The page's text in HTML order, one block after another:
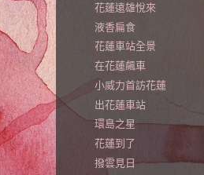
花蓮遠雄悅來
液香扁食
花蓮車站全景
在花蓮飆車
小威力首訪花蓮
出花蓮車站
環島之星
花蓮到了
撥雲見日